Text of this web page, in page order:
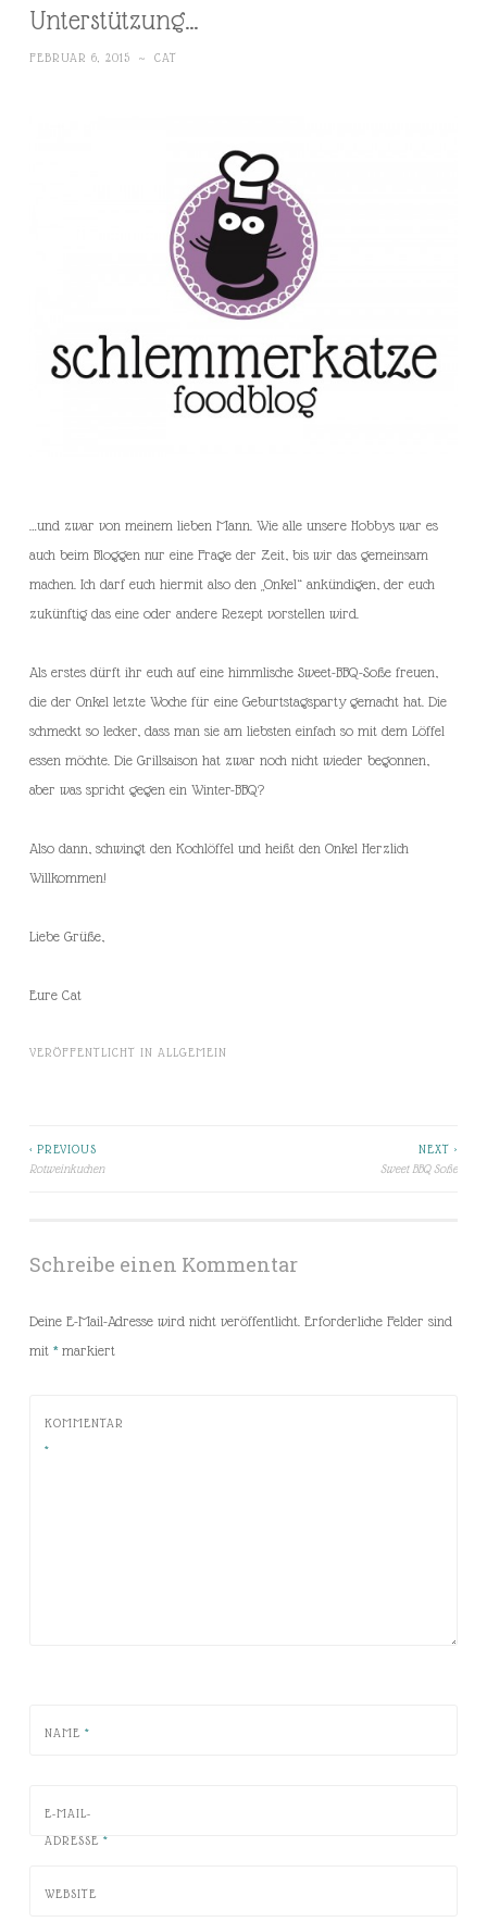
Unterstützung…
FEBRUAR 6, 2015 ~ CAT
…und zwar von meinem lieben Mann. Wie alle unsere Hobbys war es
auch beim Bloggen nur eine Frage der Zeit, bis wir das gemeinsam
machen. Ich darf euch hiermit also den „Onkel“ ankündigen, der euch
zukünftig das eine oder andere Rezept vorstellen wird.
Als erstes dürft ihr euch auf eine himmlische Sweet-BBQ-Soße freuen,
die der Onkel letzte Woche für eine Geburtstagsparty gemacht hat. Die
schmeckt so lecker, dass man sie am liebsten einfach so mit dem Löffel
essen möchte. Die Grillsaison hat zwar noch nicht wieder begonnen,
aber was spricht gegen ein Winter-BBQ?
Also dann, schwingt den Kochlöffel und heißt den Onkel Herzlich
Willkommen!
Liebe Grüße,
Eure Cat
VERÖFFENTLICHT IN ALLGEMEIN
Beitragsnavigation
< PREVIOUS
Rotweinkuchen
NEXT >
Sweet BBQ Soße
Schreibe einen Kommentar
Deine E-Mail-Adresse wird nicht veröffentlicht. Erforderliche Felder sind
mit *markiert
KOMMENTAR
*
NAME *
E-MAIL-
ADRESSE *
WEBSITE